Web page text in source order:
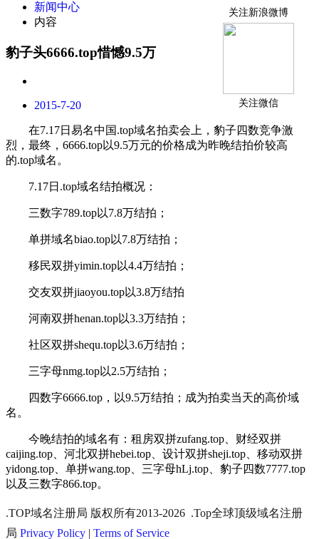
关注新浪微博
关注微信
新闻中心
内容
豹子头6666.top惜憾9.5万
2015-7-20
在7.17日易名中国.top域名拍卖会上，豹子四数竞争激
烈，最终， 6666.top以9.5万元的价格成为昨晚结拍价较高
的.top域名。
7.17日 .top域名结拍概况：
三数字789.top以7.8万结拍；
单拼域名biao.top以7.8万结拍；
移民双拼yimin.top以4.4万结拍；
交友双拼jiaoyou.top以3.8万结拍
河南双拼henan.top以3.3万结拍；
社区双拼shequ.top以3.6万结拍；
三字母nmg.top以2.5万结拍；
四数字6666.top ，以9.5万结拍；成为拍卖当天的高价域
名。
今晚结拍的域名有：租房双拼zufang.top、财经双拼
caijing.top、河北双拼hebei.top、设计双拼sheji.top、移动双拼
yidong.top、单拼wang.top、三字母hLj.top、豹子四数7777.top
以及三数字866.top。
.TOP域名注册局 版权所有2013-2026 .Top全球顶级域名注册
局 Privacy Policy | Terms of Service